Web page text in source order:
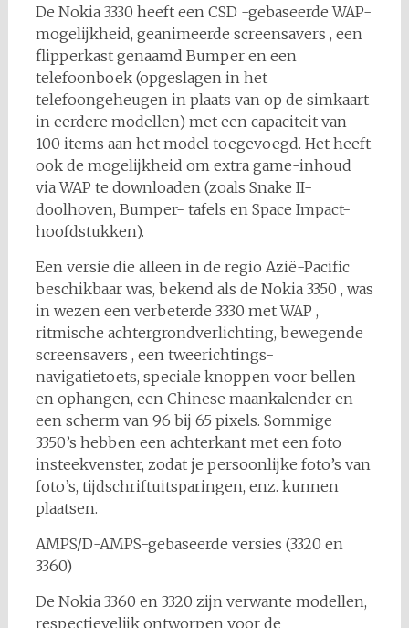
De Nokia 3330 heeft een CSD -gebaseerde WAP-
mogelijkheid, geanimeerde screensavers , een
flipperkast genaamd Bumper en een
telefoonboek (opgeslagen in het
telefoongeheugen in plaats van op de simkaart
in eerdere modellen) met een capaciteit van
100 items aan het model toegevoegd. Het heeft
ook de mogelijkheid om extra game-inhoud
via WAP te downloaden (zoals Snake II-
doolhoven, Bumper- tafels en Space Impact-
hoofdstukken).
Een versie die alleen in de regio Azië-Pacific
beschikbaar was, bekend als de Nokia 3350 , was
in wezen een verbeterde 3330 met WAP ,
ritmische achtergrondverlichting, bewegende
screensavers , een tweerichtings-
navigatietoets, speciale knoppen voor bellen
en ophangen, een Chinese maankalender en
een scherm van 96 bij 65 pixels. Sommige
3350’s hebben een achterkant met een foto
insteekvenster, zodat je persoonlijke foto’s van
foto’s, tijdschriftuitsparingen, enz. kunnen
plaatsen.
AMPS/D-AMPS-gebaseerde versies (3320 en
3360)
De Nokia 3360 en 3320 zijn verwante modellen,
respectievelijk ontworpen voor de